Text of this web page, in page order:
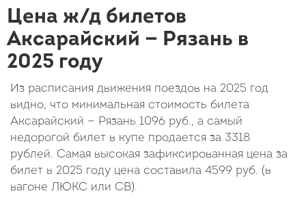
Цена ж/д билетов
Аксарайский — Рязань в
2025 году
Из расписания движения поездов на 2025 год
видно, что минимальная стоимость билета
Аксарайский — Рязань 1096 руб., а самый
недорогой билет в купе продается за 3318
рублей. Самая высокая зафиксированная цена за
билет в 2025 году цена составила 4599 руб. (в
вагоне ЛЮКС или СВ).